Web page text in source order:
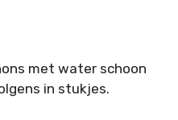
met water schoon
in stukjes.